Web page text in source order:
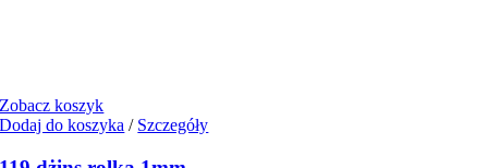
Zobacz koszyk
Dodaj do koszyka / Szczegóły